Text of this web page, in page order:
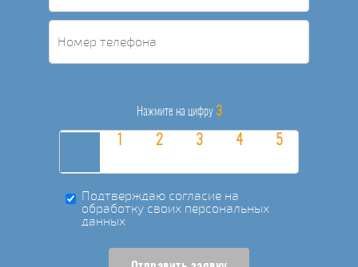
Нажмите на цифру 3
Подтверждаю согласие на
обработку своих персональных
данных